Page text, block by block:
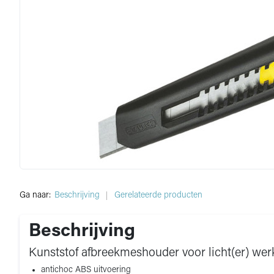
Ga naar: Beschrijving Gerelateerde producten
Beschrijving
Kunststof afbreekmeshouder voor licht(er)
antichoc ABS uitvoering